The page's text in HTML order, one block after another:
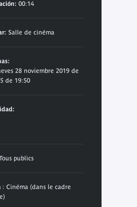
00:14
Salle de cinéma
28 noviembre 2019 de
de 19:50
publics
: Cinéma (dans le cadre